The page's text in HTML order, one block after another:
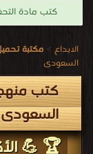
كتب مادة
الابداع > مكتبة
السعودى
كتب
السعودى
🏆 💪